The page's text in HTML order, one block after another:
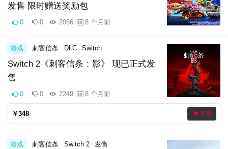
发售 限时赠送奖励包
0 0 2066 8 个月前
Switch 2《刺客信条：影》 现已正式发
售
游戏 刺客信条 DLC Switch
0 0 2249 8 个月前
￥348 售罄
游戏 刺客信条 Switch 2 发售